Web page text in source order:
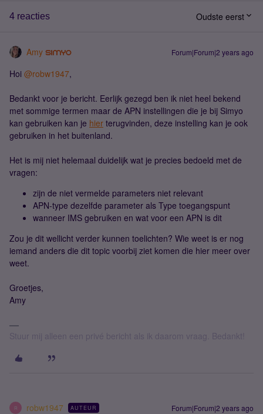
4 reacties Oudste eerst
Amy Forum|Forum|2 years ago
Hoi @robw1947,
Bedankt voor je bericht. Eerlijk gezegd ben ik niet heel bekend
met sommige termen maar de APN instellingen die je bij Simyo
kan gebruiken kan je hier terugvinden, deze instelling kan je ook
gebruiken in het buitenland.
Het is mij niet helemaal duidelijk wat je precies bedoeld met de
vragen:
zijn de niet vermelde parameters niet relevant
APN-type dezelfde parameter als Type toegangspunt
wanneer IMS gebruiken en wat voor een APN is dit
Zou je dit wellicht verder kunnen toelichten? Wie weet is er nog
iemand anders die dit topic voorbij ziet komen die hier meer over
weet.
Groetjes,
Amy
Stuur mij alleen een privé bericht als ik daarom vraag. Bedankt!
R robw1947 AUTEUR Forum|Forum|2 years ago